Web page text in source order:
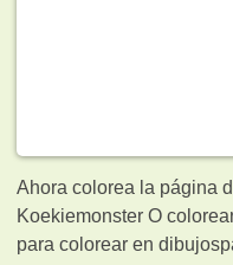
Ahora colorea la página
Koekiemonster O
para colorear en